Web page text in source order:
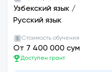
Узбекский язык /
Русский язык
Стоимость обучения
От 7 400 000 сум
Доступен грант